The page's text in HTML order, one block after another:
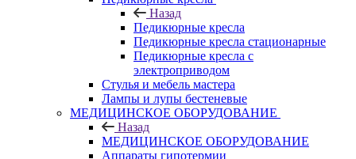
Назад
Педикюрные кресла
Педикюрные кресла стационарные
Педикюрные кресла с
электроприводом
Стулья и мебель мастера
Лампы и лупы бестеневые
МЕДИЦИНСКОЕ ОБОРУДОВАНИЕ
Назад
МЕДИЦИНСКОЕ ОБОРУДОВАНИЕ
Аппараты гипотермии